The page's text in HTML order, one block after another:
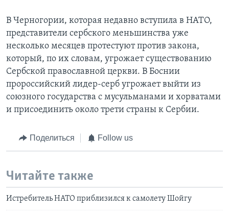
В Черногории, которая недавно вступила в НАТО,
представители сербского меньшинства уже
несколько месяцев протестуют против закона,
который, по их словам, угрожает существованию
Сербской православной церкви. В Боснии
пророссийский лидер-серб угрожает выйти из
союзного государства с мусульманами и хорватами
и присоединить около трети страны к Сербии.
Поделиться Follow us
Читайте также
Истребитель НАТО приблизился к самолету Шойгу